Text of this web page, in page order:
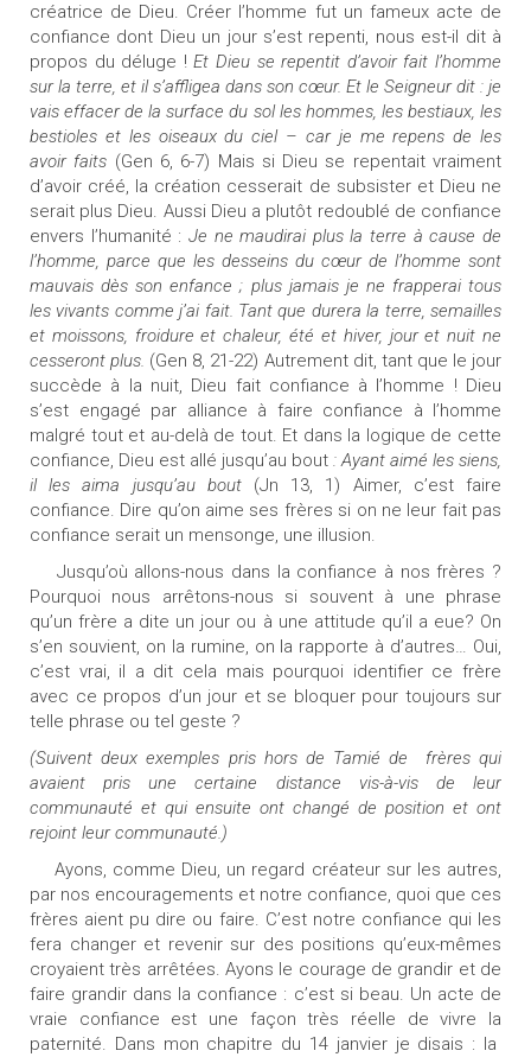
créatrice de Dieu. Créer l’homme fut un fameux acte de
confiance dont Dieu un jour s’est repenti, nous est-il dit à
propos du déluge !Et Dieu se repentit d’avoir fait l’homme
sur la terre, et il s’affligea dans son cœur. Et le Seigneur dit : je
vais effacer de la surface du sol les hommes, les bestiaux, les
bestioles et les oiseaux du ciel – car je me repens de les
avoir faits (Gen 6, 6-7) Mais si Dieu se repentait vraiment
d’avoir créé, la création cesserait de subsister et Dieu ne
serait plus Dieu. Aussi Dieu a plutôt redoublé de confiance
envers l’humanité : Je ne maudirai plus la terre à cause de
l’homme, parce que les desseins du cœur de l’homme sont
mauvais dès son enfance ; plus jamais je ne frapperai tous
les vivants comme j’ai fait. Tant que durera la terre, semailles
et moissons, froidure et chaleur, été et hiver, jour et nuit ne
cesseront plus. (Gen 8, 21-22) Autrement dit, tant que le jour
succède à la nuit, Dieu fait confiance à l’homme ! Dieu
s’est engagé par alliance à faire confiance à l’homme
malgré tout et au-delà de tout. Et dans la logique de cette
confiance, Dieu est allé jusqu’au bout : Ayant aimé les siens,
il les aima jusqu’au bout (Jn 13, 1) Aimer, c’est faire
confiance. Dire qu’on aime ses frères si on ne leur fait pas
confiance serait un mensonge, une illusion.
Jusqu’où allons-nous dans la confiance à nos frères ?
Pourquoi nous arrêtons-nous si souvent à une phrase
qu’un frère a dite un jour ou à une attitude qu’il a eue? On
s’en souvient, on la rumine, on la rapporte à d’autres… Oui,
c’est vrai, il a dit cela mais pourquoi identifier ce frère
avec ce propos d’un jour et se bloquer pour toujours sur
telle phrase ou tel geste ?
(Suivent deux exemples pris hors de Tamié de
frères qui
avaient pris une certaine distance vis-à-vis de leur
communauté et qui ensuite ont changé de position et ont
rejoint leur communauté.)
Ayons, comme Dieu, un regard créateur sur les autres,
par nos encouragements et notre confiance, quoi que ces
frères aient pu dire ou faire. C’est notre confiance qui les
fera changer et revenir sur des positions qu’eux-mêmes
croyaient très arrêtées. Ayons le courage de grandir et de
faire grandir dans la confiance : c’est si beau. Un acte de
vraie confiance est une façon très réelle de vivre la
paternité. Dans mon chapitre du 14 janvier je disais : la